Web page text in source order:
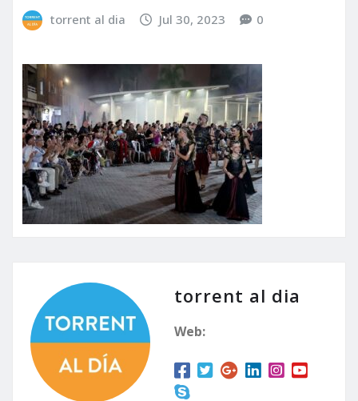
torrent al dia Jul 30, 2023 0
torrent al dia
Web: